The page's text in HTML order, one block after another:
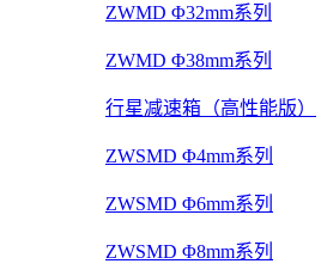
ZWMD Φ32mm系列
ZWMD Φ38mm系列
行星减速箱（高性能版）
ZWSMD Φ4mm系列
ZWSMD Φ6mm系列
ZWSMD Φ8mm系列